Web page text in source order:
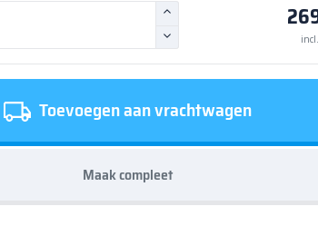
Toevoegen aan vrachtwagen
Maak compleet